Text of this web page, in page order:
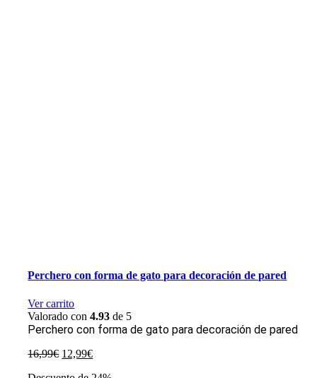
Perchero con forma de gato para decoración de pared
Ver carrito
Valorado con4.93 de 5
Perchero con forma de gato para decoración de pared
16,99€ El
12,99€El